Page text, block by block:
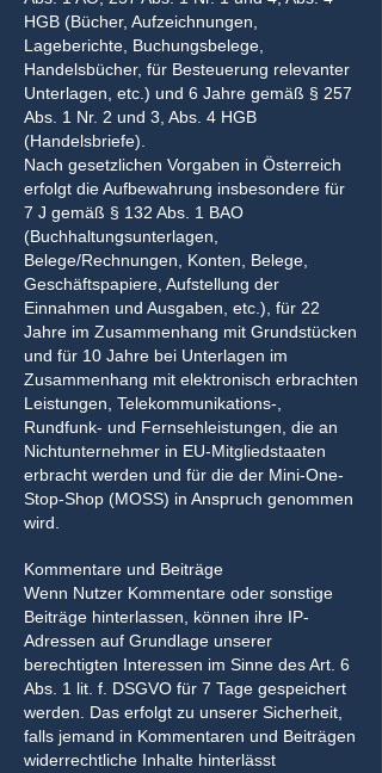
HGB (Bücher, Aufzeichnungen,
Lageberichte, Buchungsbelege,
Handelsbücher, für Besteuerung relevanter
Unterlagen, etc.) und 6 Jahre gemäß § 257
Abs. 1 Nr. 2 und 3, Abs. 4 HGB
(Handelsbriefe).
Nach gesetzlichen Vorgaben in Österreich
erfolgt die Aufbewahrung insbesondere für
7 J gemäß § 132 Abs. 1 BAO
(Buchhaltungsunterlagen,
Belege/Rechnungen, Konten, Belege,
Geschäftspapiere, Aufstellung der
Einnahmen und Ausgaben, etc.), für 22
Jahre im Zusammenhang mit Grundstücken
und für 10 Jahre bei Unterlagen im
Zusammenhang mit elektronisch erbrachten
Leistungen, Telekommunikations-,
Rundfunk- und Fernsehleistungen, die an
Nichtunternehmer in EU-Mitgliedstaaten
erbracht werden und für die der Mini-One-
Stop-Shop (MOSS) in Anspruch genommen
wird.
Kommentare und Beiträge
Wenn Nutzer Kommentare oder sonstige
Beiträge hinterlassen, können ihre IP-
Adressen auf Grundlage unserer
berechtigten Interessen im Sinne des Art. 6
Abs. 1 lit. f. DSGVO für 7 Tage gespeichert
werden. Das erfolgt zu unserer Sicherheit,
falls jemand in Kommentaren und Beiträgen
widerrechtliche Inhalte hinterlässt